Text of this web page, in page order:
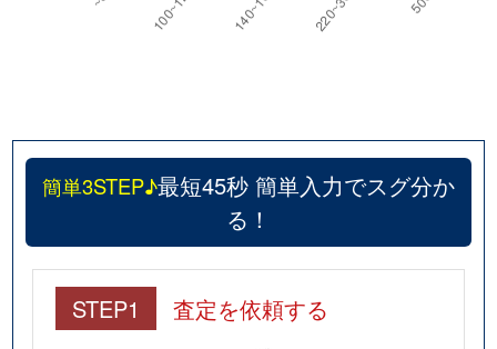
簡単3STEP♪最短45秒 簡単入力でスグ分か
る！
STEP1 査定を依頼する